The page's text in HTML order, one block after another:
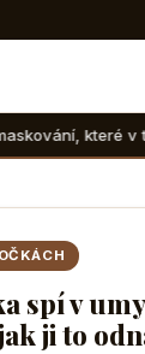
sotva najdete
spí v
ji to